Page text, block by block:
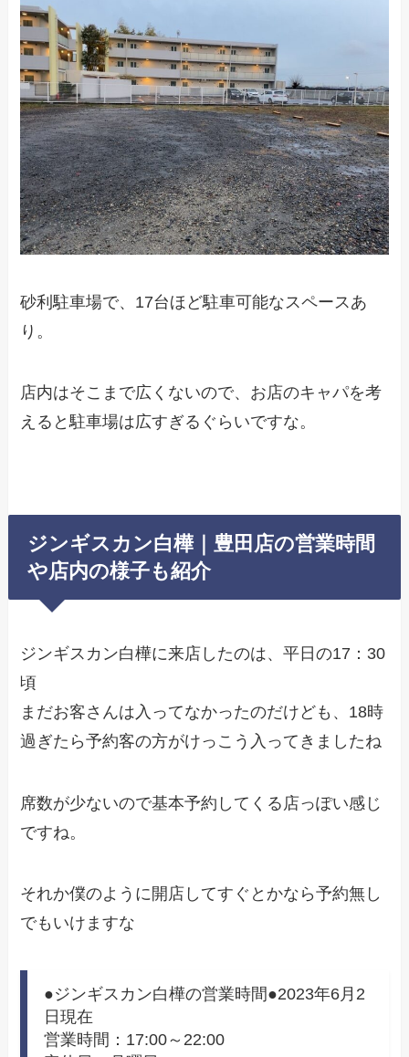
砂利駐車場で、17台ほど駐車可能なスペースあ
り。
店内はそこまで広くないので、お店のキャパを考
えると駐車場は広すぎるぐらいですな。
ジンギスカン白樺｜豊田店の営業時間
や店内の様子も紹介
ジンギスカン白樺に来店したのは、平日の17：30
頃
まだお客さんは入ってなかったのだけども、18時
過ぎたら予約客の方がけっこう入ってきましたね
席数が少ないので基本予約してくる店っぽい感じ
ですね。
それか僕のように開店してすぐとかなら予約無し
でもいけますな
●ジンギスカン白樺の営業時間●2023年6月2
日現在
営業時間：17:00～22:00